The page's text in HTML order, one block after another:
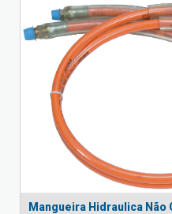
Mangueira Hidraulica Não